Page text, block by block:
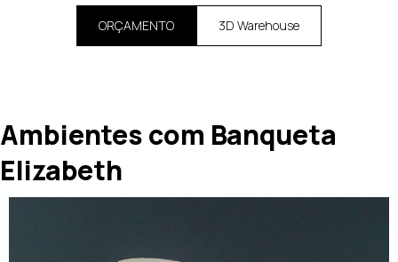
ORÇAMENTO 3D Warehouse
Ambientes com Banqueta
Elizabeth